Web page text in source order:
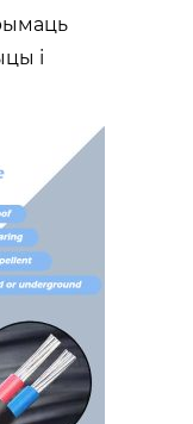
і